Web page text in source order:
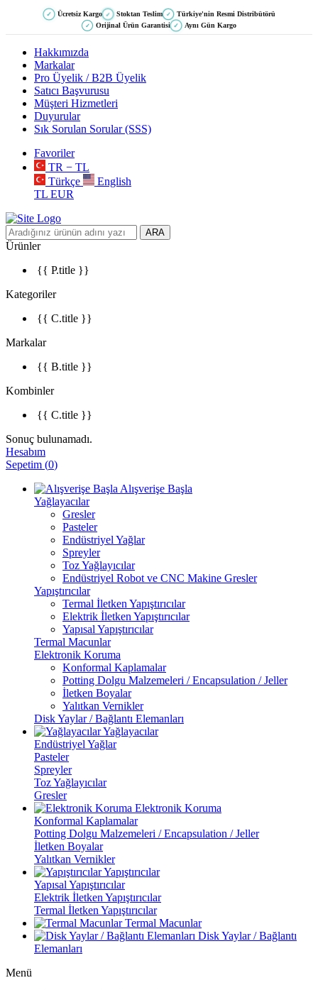
✓ Ücretsiz Kargo ✓ Stoktan Teslim ✓ Türkiye'nin Resmi Distribütörü
✓ Orijinal Ürün Garantisi ✓ Aynı Gün Kargo
Hakkımızda
Markalar
Pro Üyelik / B2B Üyelik
Satıcı Başvurusu
Müşteri Hizmetleri
Duyurular
Sık Sorulan Sorular (SSS)
Favoriler
TR − TL
Türkçe
English
TL EUR
ARA
Ürünler
{{ P.title }}
Kategoriler
{{ C.title }}
Markalar
{{ B.title }}
Kombinler
{{ C.title }}
Sonuç bulunamadı.
Hesabım
Sepetim (0)
Alışverişe Başla
Yağlayacılar
Gresler
Pasteler
Endüstriyel Yağlar
Spreyler
Toz Yağlayıcılar
Endüstriyel Robot ve CNC Makine Gresler
Yapıştırıcılar
Termal İletken Yapıştırıcılar
Elektrik İletken Yapıştırıcılar
Yapısal Yapıştırıcılar
Termal Macunlar
Elektronik Koruma
Konformal Kaplamalar
Potting Dolgu Malzemeleri / Encapsulation / Jeller
İletken Boyalar
Yalıtkan Vernikler
Disk Yaylar / Bağlantı Elemanları
Yağlayacılar
Endüstriyel Yağlar
Pasteler
Spreyler
Toz Yağlayıcılar
Gresler
Elektronik Koruma
Konformal Kaplamalar
Potting Dolgu Malzemeleri / Encapsulation / Jeller
İletken Boyalar
Yalıtkan Vernikler
Yapıştırıcılar
Yapısal Yapıştırıcılar
Elektrik İletken Yapıştırıcılar
Termal İletken Yapıştırıcılar
Termal Macunlar
Disk Yaylar / Bağlantı
Elemanları
Menü